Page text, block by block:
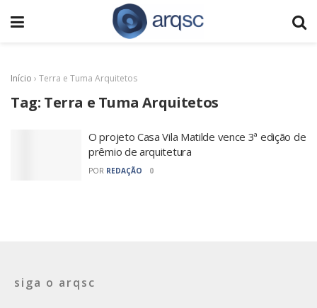
Início › Terra e Tuma Arquitetos
Tag: Terra e Tuma Arquitetos
O projeto Casa Vila Matilde vence 3ª edição de
prêmio de arquitetura
POR REDAÇÃO 0
siga o arqsc